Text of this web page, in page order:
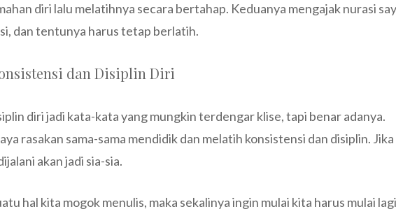
diri lalu melatihnya secara bertahap. Keduanya mengajak nurasi
dan tentunya harus tetap berlatih.
dan Disiplin Diri
diri jadi kata-kata yang mungkin terdengar klise, tapi benar adanya.
rasakan sama-sama mendidik dan melatih konsistensi dan disiplin.
akan jadi sia-sia.
hal kita mogok menulis, maka sekalinya ingin mulai kita harus mulai